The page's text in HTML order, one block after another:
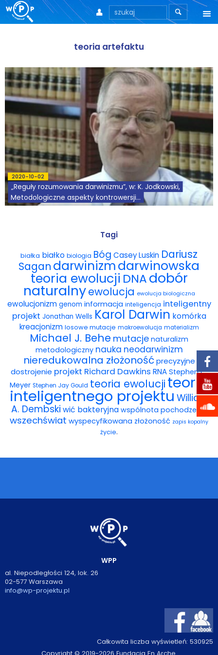

Motto
Aktualności
Teksty
Wprowadzenie
Artykuły
Krytyka teorii ID
Wybór tekstów
Dla autorów
Darmowy ebook
Księgarnia
FAQ
Spis tekstów
Filmy
Konferencje, webinaria i debaty
Wywiady i wykłady
Podcasty
O książkach
FAQ
Kontakt
 
teoria artefaktu
2020-10-02
„Reguły rozumowania darwinizmu”, w: K. Jodkowski,
Metodologiczne aspekty kontrowersji...
Tagi
białka białko biologia Bóg Casey Luskin Dariusz
Sagan darwinizmdarwinowska
teoria ewolucji DNAdobór
naturalnyewolucja ewolucja biologiczna
ewolucjonizm genom informacja inteligencja inteligentny
projekt Jonathan Wells Karol Darwin komórka
kreacjonizm losowe mutacje makroewolucja materializm
Michael J. Behe mutacje naturalizm
metodologiczny nauka neodarwinizm
nieredukowalna złożoność precyzyjne
dostrojenie projekt Richard Dawkins RNA Stephen C.
Meyer Stephen Jay Gould teoria ewolucji teoria
inteligentnego projektu William
A. Dembski wić bakteryjna wspólnota pochodzenia
wszechświat wyspecyfikowana złożoność zapis kopalny
życie.
WPP
al. Niepodległości 124, lok. 26
02-577 Warszawa
info@wp-projektu.pl
Całkowita liczba wyświetleń: 530925